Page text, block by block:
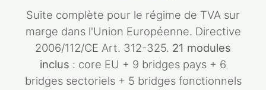
Suite complète pour le régime de TVA sur
marge dans l'Union Européenne. Directive
2006/112/CE Art. 312-325. 21 modules
inclus : core EU + 9 bridges pays + 6
bridges sectoriels + 5 bridges fonctionnels